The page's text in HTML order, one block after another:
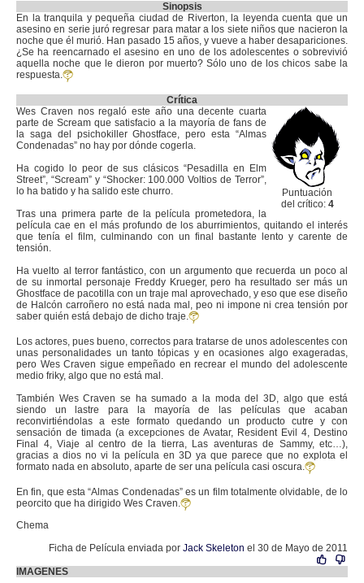
Sinopsis
En la tranquila y pequeña ciudad de Riverton, la leyenda cuenta que un
asesino en serie juró regresar para matar a los siete niños que nacieron la
noche que él murió. Han pasado 15 años, y vueve a haber desapariciones.
¿Se ha reencarnado el asesino en uno de los adolescentes o sobrevivió
aquella noche que le dieron por muerto? Sólo uno de los chicos sabe la
respuesta.
Crítica
Puntuación
del crítico: 4
Wes Craven nos regaló este año una decente cuarta
parte de Scream que satisfacio a la mayoría de fans de
la saga del psichokiller Ghostface, pero esta “Almas
Condenadas” no hay por dónde cogerla.
Ha cogido lo peor de sus clásicos “Pesadilla en Elm
Street”, “Scream” y “Shocker: 100.000 Voltios de Terror”,
lo ha batido y ha salido este churro.
Tras una primera parte de la película prometedora, la
película cae en el más profundo de los aburrimientos, quitando el interés
que tenía el film, culminando con un final bastante lento y carente de
tensión.
Ha vuelto al terror fantástico, con un argumento que recuerda un poco al
de su inmortal personaje Freddy Krueger, pero ha resultado ser más un
Ghostface de pacotilla con un traje mal aprovechado, y eso que ese diseño
de Halcón carroñero no está nada mal, peo ni impone ni crea tensión por
saber quién está debajo de dicho traje.
Los actores, pues bueno, correctos para tratarse de unos adolescentes con
unas personalidades un tanto tópicas y en ocasiones algo exageradas,
pero Wes Craven sigue empeñado en recrear el mundo del adolescente
medio friky, algo que no está mal.
También Wes Craven se ha sumado a la moda del 3D, algo que está
siendo un lastre para la mayoría de las películas que acaban
reconvirtiéndolas a este formato quedando un producto cutre y con
sensación de timada (a excepciones de Avatar, Resident Evil 4, Destino
Final 4, Viaje al centro de la tierra, Las aventuras de Sammy, etc…),
gracias a dios no vi la película en 3D ya que parece que no explota el
formato nada en absoluto, aparte de ser una película casi oscura.
En fin, que esta “Almas Condenadas” es un film totalmente olvidable, de lo
peorcito que ha dirigido Wes Craven.
Chema
Ficha de Película enviada por Jack Skeleton el 30 de Mayo de 2011
IMAGENES